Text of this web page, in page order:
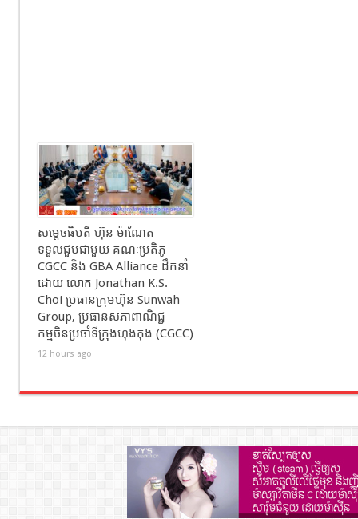
សម្ដេចធិបតី ហ៊ុន ម៉ាណែត
ទទួលជួបជាមួយ គណៈប្រតិភូ
CGCC និង GBA Alliance ដឹកនាំ
ដោយ លោក Jonathan K.S.
Choi ប្រធានក្រុមហ៊ុន Sunwah
Group, ប្រធានសភាពាណិជ្ជ
កម្មចិនប្រចាំទីក្រុងហុងកុង (CGCC)
12 hours ago